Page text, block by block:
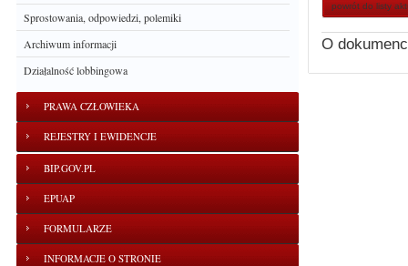
Sprostowania, odpowiedzi, polemiki
Archiwum informacji
Działalność lobbingowa
PRAWA CZŁOWIEKA
REJESTRY I EWIDENCJE
BIP.GOV.PL
EPUAP
FORMULARZE
INFORMACJE O STRONIE
powrót do listy
O